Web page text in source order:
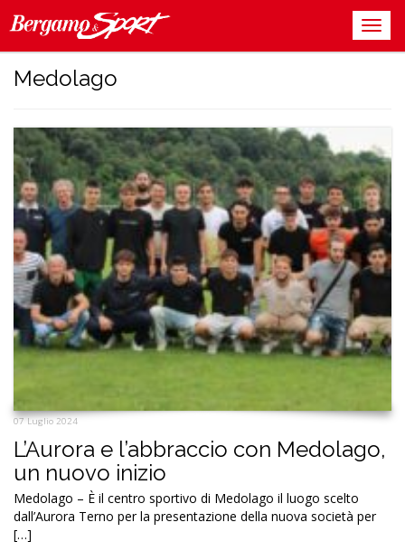
Medolago
07 Luglio 2024
L’Aurora e l’abbraccio con Medolago,
un nuovo inizio
Medolago – È il centro sportivo di Medolago il luogo scelto
dall’Aurora Terno per la presentazione della nuova società per
[…]